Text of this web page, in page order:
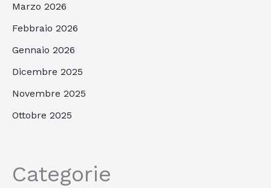
Marzo 2026
Febbraio 2026
Gennaio 2026
Dicembre 2025
Novembre 2025
Ottobre 2025
Categorie